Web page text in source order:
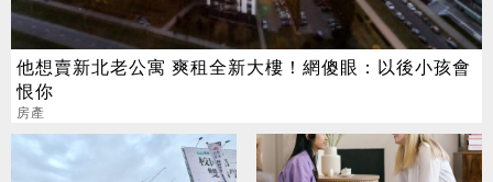
他想賣新北老公寓 爽租全新大樓！網傻眼：以後小孩會
恨你
房產